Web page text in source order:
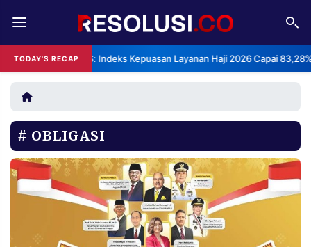
TODAY'S RECAPBPS: Indeks Kepuasan Layanan Haji 2026 Capai
REDAKSI TENTANG
RESOLUSI IKLAN
RUBRIKASI
EDITORIAL AKSARA
FINANSIA PERSONA
NASIONAL
MANCA SPORT
OBLIGASI